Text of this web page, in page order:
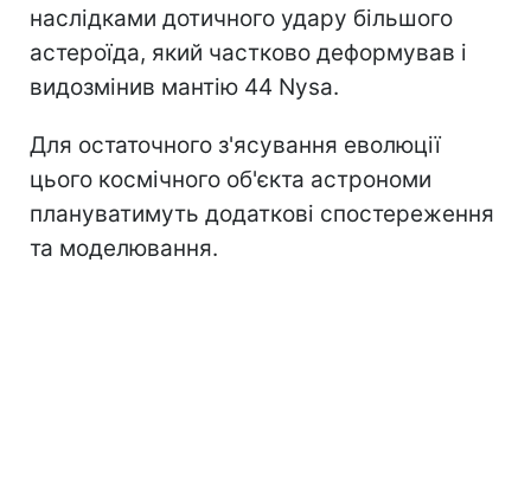
наслідками дотичного удару більшого
астероїда, який частково деформував і
видозмінив мантію 44 Nysa.
Для остаточного з'ясування еволюції
цього космічного об'єкта астрономи
плануватимуть додаткові спостереження
та моделювання.